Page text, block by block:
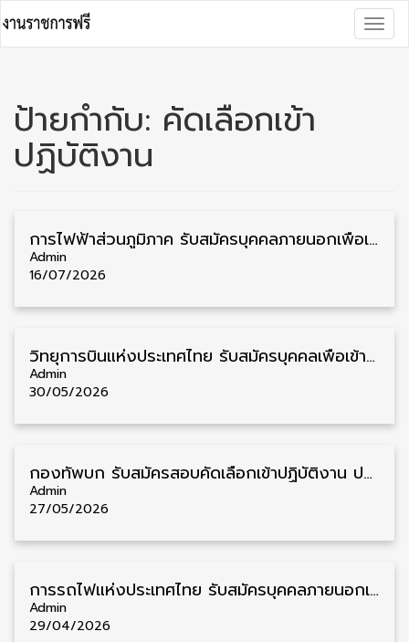
to
content
ป้ายกำกับ: คัดเลือกเข้า
ปฏิบัติงาน
การไฟฟ้าส่วนภูมิภาค รับสมัครบุคคลภายนอกเพื่อเข้าปฏิบัติงาน วุฒิ ป.ตรี ประจำปี 2569 8 อัตรา รับสมัคร 14 กรกฎาคม – 3 สิงหาคม
Admin
16/07/2026
วิทยุการบินแห่งประเทศไทย รับสมัครบุคคลเพื่อเข้าปฏิบัติงาน วุฒิ ป.ตรี ทั่วประเทศ 184 อัตรา รับสมัคร 1 – 30 มิถุนายน
Admin
30/05/2026
กองทัพบก รับสมัครสอบคัดเลือกเข้าปฏิบัติงาน ประจำปี 2570 ภาค ก. 2,200 อัตรา รับสมัคร 1 – 30 มิถุนายน
Admin
27/05/2026
การรถไฟแห่งประเทศไทย รับสมัครบุคคลภายนอกเข้าปฏิบัติงาน วุฒิ ปวช. 5 อัตรา รับสมัคร 5 – 20 พฤษภาคม
Admin
29/04/2026